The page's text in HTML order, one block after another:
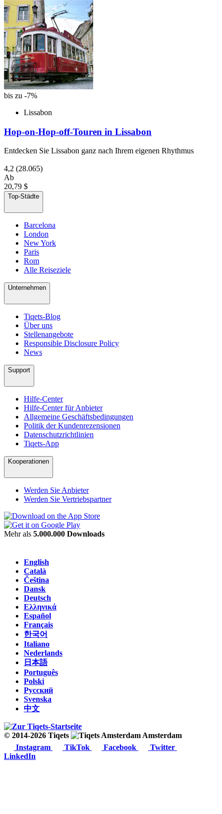
bis zu -7%
Lissabon
Hop-on-Hop-off-Touren in Lissabon
Entdecken Sie Lissabon ganz nach Ihrem eigenen Rhythmus
4,2 (28.065)
Ab
20,79 $
Top-Städte
Barcelona
London
New York
Paris
Rom
Alle Reiseziele
Unternehmen
Tiqets-Blog
Über uns
Stellenangebote
Responsible Disclosure Policy
News
Support
Hilfe-Center
Hilfe-Center für Anbieter
Allgemeine Geschäftsbedingungen
Politik der Kundenrezensionen
Datenschutzrichtlinien
Tiqets-App
Kooperationen
Werden Sie Anbieter
Werden Sie Vertriebspartner
Mehr als 5.000.000 Downloads
English
Català
Čeština
Dansk
Deutsch
Ελληνικά
Español
Français
한국어
Italiano
Nederlands
日本語
Português
Polski
Русский
Svenska
中文
© 2014-2026 Tiqets
Amsterdam
Instagram
TikTok Facebook
Twitter
LinkedIn